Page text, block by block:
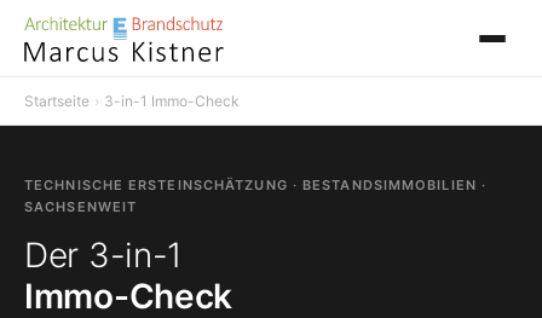
Startseite › 3-in-1 Immo-Check
TECHNISCHE ERSTEINSCHÄTZUNG · BESTANDSIMMOBILIEN ·
SACHSENWEIT
Der 3-in-1
Immo-Check